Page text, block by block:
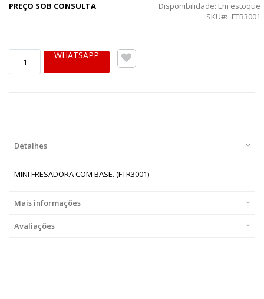
PREÇO SOB CONSULTA Disponibilidade: Em estoque
SKU
FTR3001
WHATSAPP
Detalhes
MINI FRESADORA COM BASE. (FTR3001)
Mais informações
Avaliações